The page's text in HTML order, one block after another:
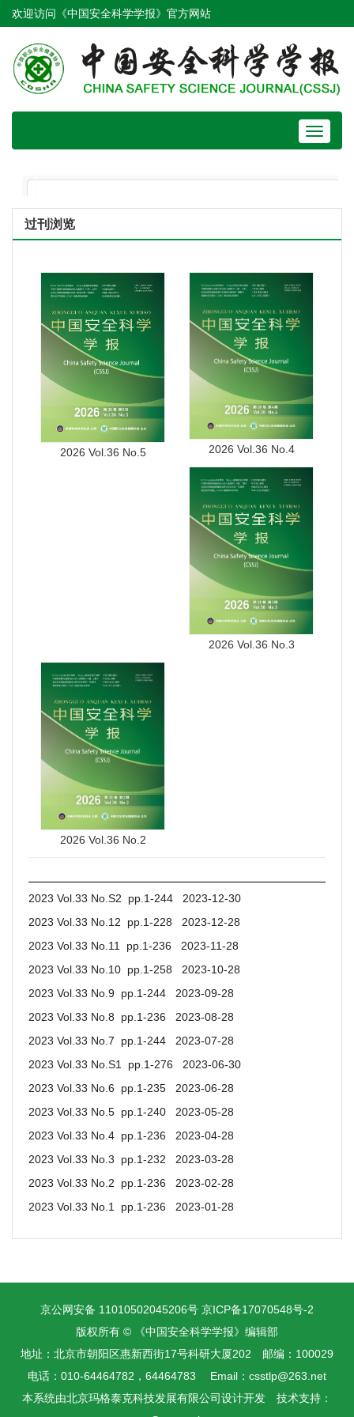
欢迎访问《中国安全科学学报》官方网站
Toggle
过刊浏览
2026 Vol.36 No.5 2026 Vol.36 No.4
2026 Vol.36 No.3
2026 Vol.36 No.2
2023 Vol.33 No.S2 pp.1-244 2023-12-30
2023 Vol.33 No.12 pp.1-228 2023-12-28
2023 Vol.33 No.11 pp.1-236 2023-11-28
2023 Vol.33 No.10 pp.1-258 2023-10-28
2023 Vol.33 No.9 pp.1-244 2023-09-28
2023 Vol.33 No.8 pp.1-236 2023-08-28
2023 Vol.33 No.7 pp.1-244 2023-07-28
2023 Vol.33 No.S1 pp.1-276 2023-06-30
2023 Vol.33 No.6 pp.1-235 2023-06-28
2023 Vol.33 No.5 pp.1-240 2023-05-28
2023 Vol.33 No.4 pp.1-236 2023-04-28
2023 Vol.33 No.3 pp.1-232 2023-03-28
2023 Vol.33 No.2 pp.1-236 2023-02-28
2023 Vol.33 No.1 pp.1-236 2023-01-28
京公网安备 11010502045206号 京ICP备17070548号-2
版权所有 © 《中国安全科学学报》编辑部
地址：北京市朝阳区惠新西街17号科研大厦202 邮编：100029
电话：010-64464782，64464783 Email：csstlp@263.net
本系统由北京玛格泰克科技发展有限公司设计开发 技术支持：